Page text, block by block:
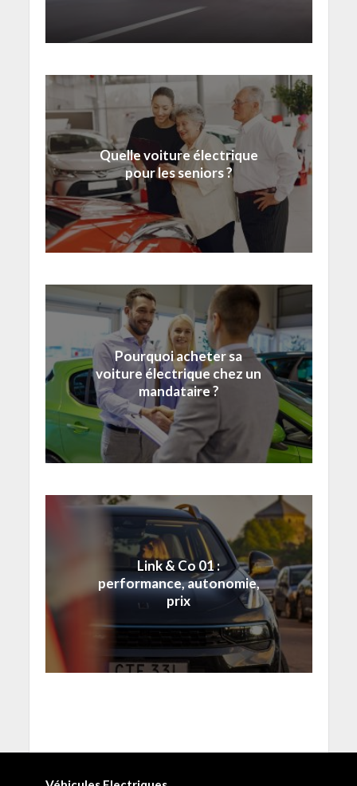
Quelle voiture électrique
pour les seniors ?
Pourquoi acheter sa
voiture électrique chez un
mandataire ?
Link & Co 01 :
performance, autonomie,
prix